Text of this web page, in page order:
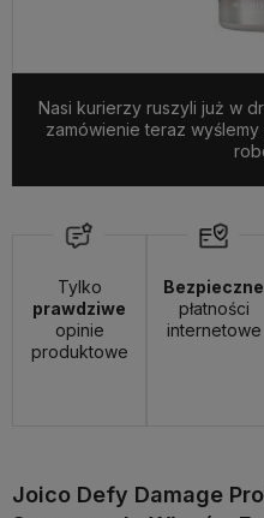
Nasi kurierzy ruszyli już w
zamówienie teraz
Tylko
prawdziwe
opinie
produktowe
Bezpieczne
płatności
internetowe
Joico Defy Damage